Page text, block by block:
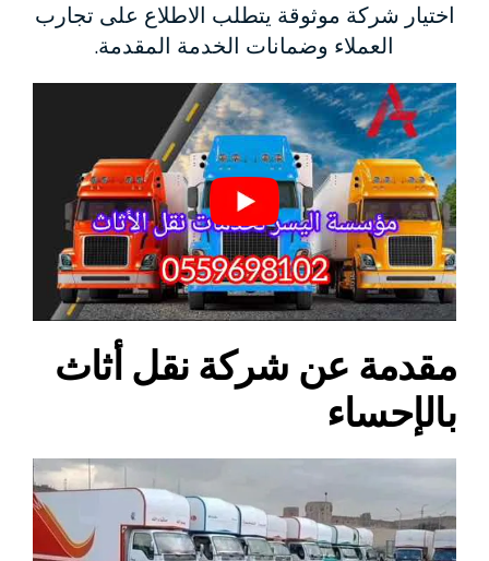
اختيار شركة موثوقة يتطلب الاطلاع على تجارب
العملاء وضمانات الخدمة المقدمة.
مقدمة عن شركة نقل أثاث
بالإحساء